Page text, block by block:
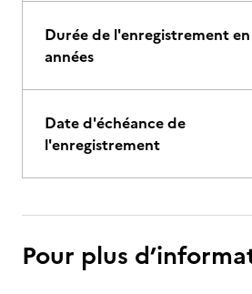
Durée de l'enregistrement en
années
Date d'échéance de
l'enregistrement
Pour plus